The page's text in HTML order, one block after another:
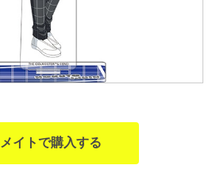
イトで購入する